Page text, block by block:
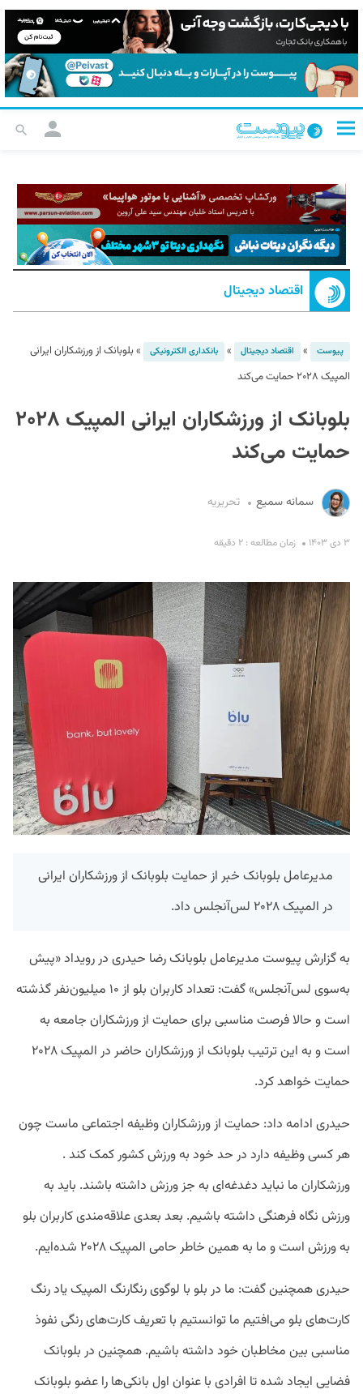
اقتصاد دیجیتال
پیوست » اقتصاد دیجیتال » بانکداری الکترونیکی »بلوبانک از ورزشکاران ایرانی
المپیک ۲۰۲۸ حمایت می‌کند
بلوبانک از ورزشکاران ایرانی المپیک ۲۰۲۸
حمایت می‌کند
سمانه سمیع تحریریه
۳ دی ۱۴۰۳ زمان مطالعه : ۲ دقیقه
مدیرعامل بلوبانک خبر از حمایت بلوبانک از ورزشکاران ایرانی
در المپیک ۲۰۲۸ لس‌آنجلس داد.
به گزارش پیوست مدیرعامل بلوبانک رضا حیدری در رویداد «پیش
به‌سوی لس‌آنجلس» گفت: تعداد کاربران بلو از ۱۰ میلیون‌نفر گذشته
است و حالا فرصت مناسبی برای حمایت از ورزشکاران جامعه به
است و به این ترتیب بلوبانک از ورزشکاران حاضر در المپیک ۲۰۲۸
حمایت خواهد کرد.
حیدری ادامه داد: حمایت از ورزشکاران وظیفه اجتماعی ماست چون
هر کسی وظیفه دارد در حد خود به ورزش کشور کمک کند .
ورزشکاران ما نباید دغدغه‌ای به جز ورزش داشته باشند. باید به
ورزش نگاه فرهنگی داشته باشیم. بعد بعدی علاقه‌مندی کاربران بلو
به ورزش است و ما به همین خاطر حامی المپیک ۲۰۲۸ شده‌ایم.
حیدری همچنین گفت: ما در بلو با لوگوی رنگارنگ المپیک یاد رنگ‌
کارت‌های بلو می‌افتیم ما توانستیم با تعریف کارت‌های رنگی نفوذ
مناسبی بین مخاطبان خود داشته باشیم. همچنین در بلوبانک
فضایی ایجاد شده تا افرادی با عنوان اول بانکی‌ها را عضو بلوبانک